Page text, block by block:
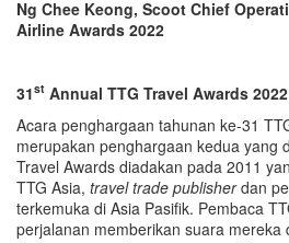
Ng Chee Keong, Scoot Chief
Airline Awards 2022
31st Annual TTG Travel Awards
Acara penghargaan tahunan ke-31
merupakan penghargaan kedua yang
Travel Awards diadakan pada 2011
TTG Asia, travel trade publisherdan
terkemuka di Asia Pasifik. Pembaca
perjalanan memberikan suara mereka